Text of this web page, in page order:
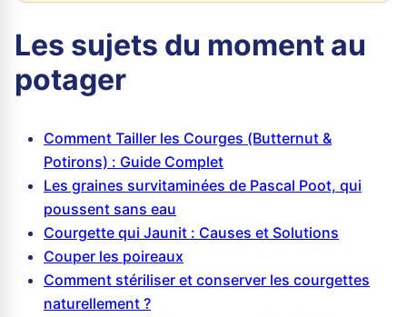
Les sujets du moment au
potager
Comment Tailler les Courges (Butternut &
Potirons) : Guide Complet
Les graines survitaminées de Pascal Poot, qui
poussent sans eau
Courgette qui Jaunit : Causes et Solutions
Couper les poireaux
Comment stériliser et conserver les courgettes
naturellement ?